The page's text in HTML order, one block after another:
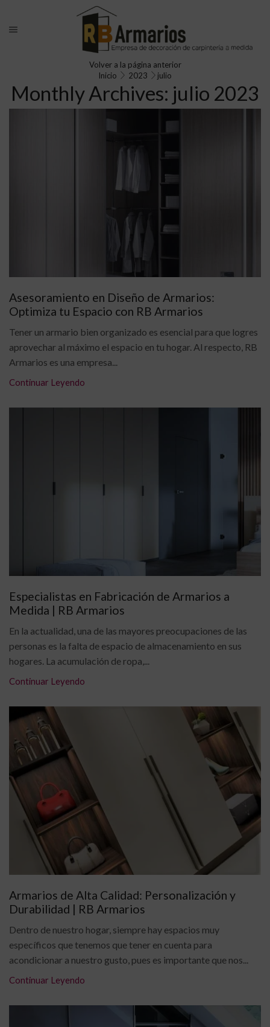
Volver a la página anterior
Inicio
2023 julio
Monthly Archives: julio 2023
Asesoramiento en Diseño de Armarios:
Optimiza tu Espacio con RB Armarios
Tener un armario bien organizado es esencial para que logres
aprovechar al máximo el espacio en tu hogar. Al respecto, RB
Armarios es una empresa...
Continuar Leyendo
Especialistas en Fabricación de Armarios a
Medida | RB Armarios
En la actualidad, una de las mayores preocupaciones de las
personas es la falta de espacio de almacenamiento en sus
hogares. La acumulación de ropa,...
Continuar Leyendo
Armarios de Alta Calidad: Personalización y
Durabilidad | RB Armarios
Dentro de nuestro hogar, siempre hay espacios muy
específicos que tenemos que tener en cuenta para
acondicionar a nuestro gusto, pues es importante que nos...
Continuar Leyendo